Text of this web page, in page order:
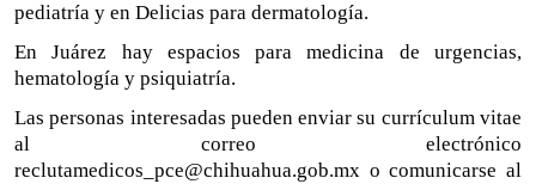
pediatría y en Delicias para dermatología.
En Juárez hay espacios para medicina de urgencias,
hematología y psiquiatría.
Las personas interesadas pueden enviar su currículum vitae
al correo electrónico
reclutamedicos_pce@chihuahua.gob.mx o comunicarse al